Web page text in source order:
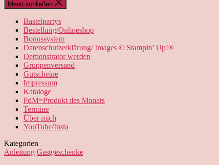
Menü schließen
Bastelpartys
Bestellung/Onlineshop
Bonussystem
Datenschutzerklärung/ Images © Stampin’ Up!®
Demonstrator werden
Gruppenversand
Gutscheine
Impressum
Kataloge
PdM=Produkt des Monats
Termine
Über mich
YouTube/Insta
Kategorien
Anleitung Gastgeschenke